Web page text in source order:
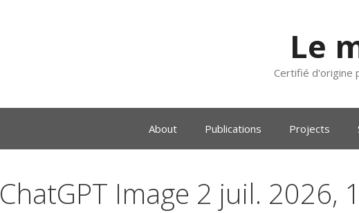
Le
Certifié d'origine
About Publications Projects
ChatGPT Image 2 juil. 2026,